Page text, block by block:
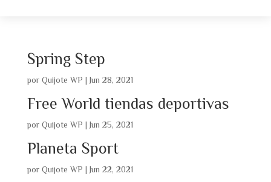
Spring Step
por Quijote WP | Jun 28, 2021
Free World tiendas deportivas
por Quijote WP | Jun 25, 2021
Planeta Sport
por Quijote WP | Jun 22, 2021